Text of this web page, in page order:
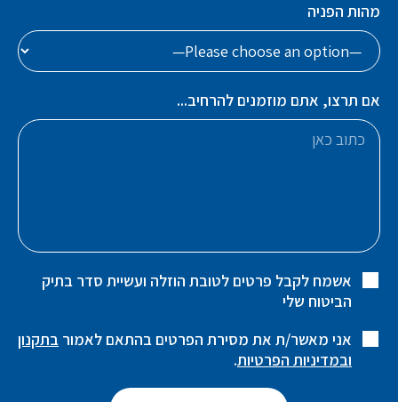
מהות הפניה
אם תרצו, אתם מוזמנים להרחיב...
אשמח לקבל פרטים לטובת הוזלה ועשיית סדר בתיק
הביטוח שלי
אני מאשר/ת את מסירת הפרטים בהתאם לאמור בתקנון
ובמדיניות הפרטיות.